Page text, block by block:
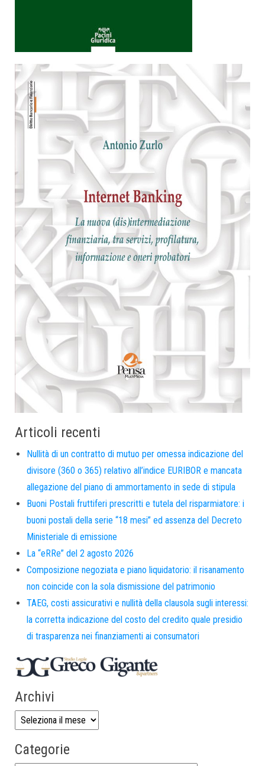
Articoli recenti
Nullità di un contratto di mutuo per omessa indicazione del
divisore (360 o 365) relativo all’indice EURIBOR e mancata
allegazione del piano di ammortamento in sede di stipula
Buoni Postali fruttiferi prescritti e tutela del risparmiatore: i
buoni postali della serie “18 mesi” ed assenza del Decreto
Ministeriale di emissione
La “eRRe” del 2 agosto 2026
Composizione negoziata e piano liquidatorio: il risanamento
non coincide con la sola dismissione del patrimonio
TAEG, costi assicurativi e nullità della clausola sugli interessi:
la corretta indicazione del costo del credito quale presidio
di trasparenza nei finanziamenti ai consumatori
Archivi
Categorie